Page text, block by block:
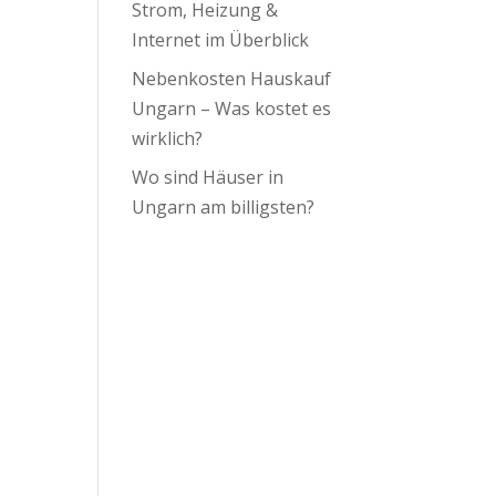
Strom, Heizung &
Internet im Überblick
Nebenkosten Hauskauf
Ungarn – Was kostet es
wirklich?
Wo sind Häuser in
Ungarn am billigsten?